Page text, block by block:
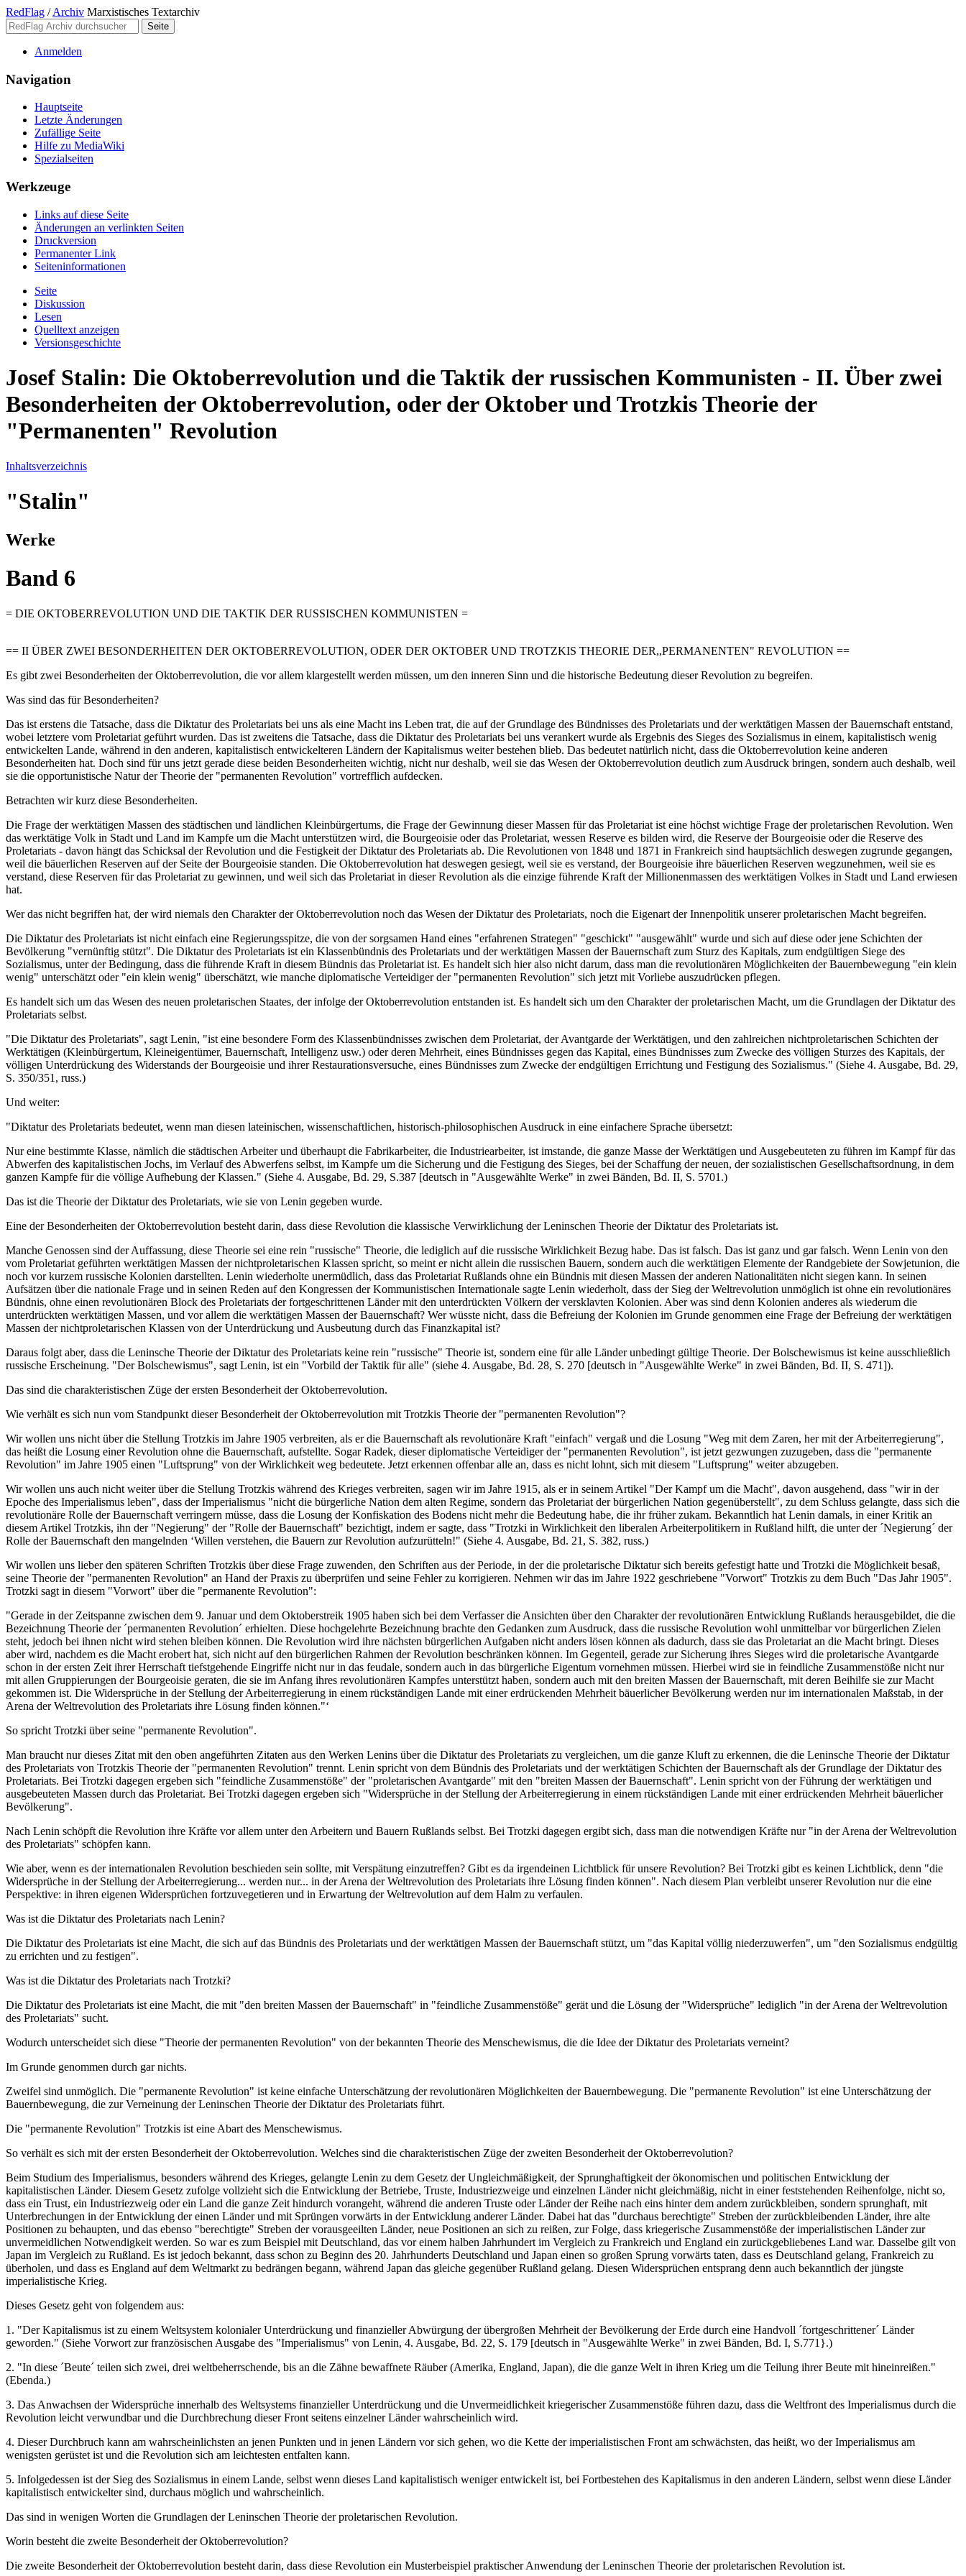
RedFlag / Archiv Marxistisches Textarchiv
Anmelden
Navigation
Hauptseite
Letzte Änderungen
Zufällige Seite
Hilfe zu MediaWiki
Spezialseiten
Werkzeuge
Links auf diese Seite
Änderungen an verlinkten Seiten
Druckversion
Permanenter Link
Seiten­­informationen
Seite
Diskussion
Lesen
Quelltext anzeigen
Versionsgeschichte
Josef Stalin: Die Oktoberrevolution und die Taktik der russischen Kommunisten - II. Über zwei
Besonderheiten der Oktoberrevolution, oder der Oktober und Trotzkis Theorie der
"Permanenten" Revolution
Inhaltsverzeichnis
"Stalin"
Werke
Band 6
= DIE OKTOBERREVOLUTION UND DIE TAKTIK DER RUSSISCHEN KOMMUNISTEN =
== II ÜBER ZWEI BESONDERHEITEN DER OKTOBERREVOLUTION, ODER DER OKTOBER UND TROTZKIS THEORIE DER,,PERMANENTEN" REVOLUTION ==
Es gibt zwei Besonderheiten der Oktoberrevolution, die vor allem klargestellt werden müssen, um den inneren Sinn und die historische Bedeutung dieser Revolution zu begreifen.
Was sind das für Besonderheiten?
Das ist erstens die Tatsache, dass die Diktatur des Proletariats bei uns als eine Macht ins Leben trat, die auf der Grundlage des Bündnisses des Proletariats und der werktätigen Massen der Bauernschaft entstand,
wobei letztere vom Proletariat geführt wurden. Das ist zweitens die Tatsache, dass die Diktatur des Proletariats bei uns verankert wurde als Ergebnis des Sieges des Sozialismus in einem, kapitalistisch wenig
entwickelten Lande, während in den anderen, kapitalistisch entwickelteren Ländern der Kapitalismus weiter bestehen blieb. Das bedeutet natürlich nicht, dass die Oktoberrevolution keine anderen
Besonderheiten hat. Doch sind für uns jetzt gerade diese beiden Besonderheiten wichtig, nicht nur deshalb, weil sie das Wesen der Oktoberrevolution deutlich zum Ausdruck bringen, sondern auch deshalb, weil
sie die opportunistische Natur der Theorie der "permanenten Revolution" vortrefflich aufdecken.
Betrachten wir kurz diese Besonderheiten.
Die Frage der werktätigen Massen des städtischen und ländlichen Kleinbürgertums, die Frage der Gewinnung dieser Massen für das Proletariat ist eine höchst wichtige Frage der proletarischen Revolution. Wen
das werktätige Volk in Stadt und Land im Kampfe um die Macht unterstützen wird, die Bourgeoisie oder das Proletariat, wessen Reserve es bilden wird, die Reserve der Bourgeoisie oder die Reserve des
Proletariats - davon hängt das Schicksal der Revolution und die Festigkeit der Diktatur des Proletariats ab. Die Revolutionen von 1848 und 1871 in Frankreich sind hauptsächlich deswegen zugrunde gegangen,
weil die bäuerlichen Reserven auf der Seite der Bourgeoisie standen. Die Oktoberrevolution hat deswegen gesiegt, weil sie es verstand, der Bourgeoisie ihre bäuerlichen Reserven wegzunehmen, weil sie es
verstand, diese Reserven für das Proletariat zu gewinnen, und weil sich das Proletariat in dieser Revolution als die einzige führende Kraft der Millionenmassen des werktätigen Volkes in Stadt und Land erwiesen
hat.
Wer das nicht begriffen hat, der wird niemals den Charakter der Oktoberrevolution noch das Wesen der Diktatur des Proletariats, noch die Eigenart der Innenpolitik unserer proletarischen Macht begreifen.
Die Diktatur des Proletariats ist nicht einfach eine Regierungsspitze, die von der sorgsamen Hand eines "erfahrenen Strategen" "geschickt" "ausgewählt" wurde und sich auf diese oder jene Schichten der
Bevölkerung "vernünftig stützt". Die Diktatur des Proletariats ist ein Klassenbündnis des Proletariats und der werktätigen Massen der Bauernschaft zum Sturz des Kapitals, zum endgültigen Siege des
Sozialismus, unter der Bedingung, dass die führende Kraft in diesem Bündnis das Proletariat ist. Es handelt sich hier also nicht darum, dass man die revolutionären Möglichkeiten der Bauernbewegung "ein klein
wenig" unterschätzt oder "ein klein wenig" überschätzt, wie manche diplomatische Verteidiger der "permanenten Revolution" sich jetzt mit Vorliebe auszudrücken pflegen.
Es handelt sich um das Wesen des neuen proletarischen Staates, der infolge der Oktoberrevolution entstanden ist. Es handelt sich um den Charakter der proletarischen Macht, um die Grundlagen der Diktatur des
Proletariats selbst.
"Die Diktatur des Proletariats", sagt Lenin, "ist eine besondere Form des Klassenbündnisses zwischen dem Proletariat, der Avantgarde der Werktätigen, und den zahlreichen nichtproletarischen Schichten der
Werktätigen (Kleinbürgertum, Kleineigentümer, Bauernschaft, Intelligenz usw.) oder deren Mehrheit, eines Bündnisses gegen das Kapital, eines Bündnisses zum Zwecke des völligen Sturzes des Kapitals, der
völligen Unterdrückung des Widerstands der Bourgeoisie und ihrer Restaurationsversuche, eines Bündnisses zum Zwecke der endgültigen Errichtung und Festigung des Sozialismus." (Siehe 4. Ausgabe, Bd. 29,
S. 350/351, russ.)
Und weiter:
"Diktatur des Proletariats bedeutet, wenn man diesen lateinischen, wissenschaftlichen, historisch-philosophischen Ausdruck in eine einfachere Sprache übersetzt:
Nur eine bestimmte Klasse, nämlich die städtischen Arbeiter und überhaupt die Fabrikarbeiter, die Industriearbeiter, ist imstande, die ganze Masse der Werktätigen und Ausgebeuteten zu führen im Kampf für das
Abwerfen des kapitalistischen Jochs, im Verlauf des Abwerfens selbst, im Kampfe um die Sicherung und die Festigung des Sieges, bei der Schaffung der neuen, der sozialistischen Gesellschaftsordnung, in dem
ganzen Kampfe für die völlige Aufhebung der Klassen." (Siehe 4. Ausgabe, Bd. 29, S.387 [deutsch in "Ausgewählte Werke" in zwei Bänden, Bd. II, S. 5701.)
Das ist die Theorie der Diktatur des Proletariats, wie sie von Lenin gegeben wurde.
Eine der Besonderheiten der Oktoberrevolution besteht darin, dass diese Revolution die klassische Verwirklichung der Leninschen Theorie der Diktatur des Proletariats ist.
Manche Genossen sind der Auffassung, diese Theorie sei eine rein "russische" Theorie, die lediglich auf die russische Wirklichkeit Bezug habe. Das ist falsch. Das ist ganz und gar falsch. Wenn Lenin von den
vom Proletariat geführten werktätigen Massen der nichtproletarischen Klassen spricht, so meint er nicht allein die russischen Bauern, sondern auch die werktätigen Elemente der Randgebiete der Sowjetunion, die
noch vor kurzem russische Kolonien darstellten. Lenin wiederholte unermüdlich, dass das Proletariat Rußlands ohne ein Bündnis mit diesen Massen der anderen Nationalitäten nicht siegen kann. In seinen
Aufsätzen über die nationale Frage und in seinen Reden auf den Kongressen der Kommunistischen Internationale sagte Lenin wiederholt, dass der Sieg der Weltrevolution unmöglich ist ohne ein revolutionäres
Bündnis, ohne einen revolutionären Block des Proletariats der fortgeschrittenen Länder mit den unterdrückten Völkern der versklavten Kolonien. Aber was sind denn Kolonien anderes als wiederum die
unterdrückten werktätigen Massen, und vor allem die werktätigen Massen der Bauernschaft? Wer wüsste nicht, dass die Befreiung der Kolonien im Grunde genommen eine Frage der Befreiung der werktätigen
Massen der nichtproletarischen Klassen von der Unterdrückung und Ausbeutung durch das Finanzkapital ist?
Daraus folgt aber, dass die Leninsche Theorie der Diktatur des Proletariats keine rein "russische" Theorie ist, sondern eine für alle Länder unbedingt gültige Theorie. Der Bolschewismus ist keine ausschließlich
russische Erscheinung. "Der Bolschewismus", sagt Lenin, ist ein "Vorbild der Taktik für alle" (siehe 4. Ausgabe, Bd. 28, S. 270 [deutsch in "Ausgewählte Werke" in zwei Bänden, Bd. II, S. 471]).
Das sind die charakteristischen Züge der ersten Besonderheit der Oktoberrevolution.
Wie verhält es sich nun vom Standpunkt dieser Besonderheit der Oktoberrevolution mit Trotzkis Theorie der "permanenten Revolution"?
Wir wollen uns nicht über die Stellung Trotzkis im Jahre 1905 verbreiten, als er die Bauernschaft als revolutionäre Kraft "einfach" vergaß und die Losung "Weg mit dem Zaren, her mit der Arbeiterregierung",
das heißt die Losung einer Revolution ohne die Bauernschaft, aufstellte. Sogar Radek, dieser diplomatische Verteidiger der "permanenten Revolution", ist jetzt gezwungen zuzugeben, dass die "permanente
Revolution" im Jahre 1905 einen "Luftsprung" von der Wirklichkeit weg bedeutete. Jetzt erkennen offenbar alle an, dass es nicht lohnt, sich mit diesem "Luftsprung" weiter abzugeben.
Wir wollen uns auch nicht weiter über die Stellung Trotzkis während des Krieges verbreiten, sagen wir im Jahre 1915, als er in seinem Artikel "Der Kampf um die Macht", davon ausgehend, dass "wir in der
Epoche des Imperialismus leben", dass der Imperialismus "nicht die bürgerliche Nation dem alten Regime, sondern das Proletariat der bürgerlichen Nation gegenüberstellt", zu dem Schluss gelangte, dass sich die
revolutionäre Rolle der Bauernschaft verringern müsse, dass die Losung der Konfiskation des Bodens nicht mehr die Bedeutung habe, die ihr früher zukam. Bekanntlich hat Lenin damals, in einer Kritik an
diesem Artikel Trotzkis, ihn der "Negierung" der "Rolle der Bauernschaft" bezichtigt, indem er sagte, dass "Trotzki in Wirklichkeit den liberalen Arbeiterpolitikern in Rußland hilft, die unter der ´Negierung´ der
Rolle der Bauernschaft den mangelnden ‘Willen verstehen, die Bauern zur Revolution aufzurütteln!" (Siehe 4. Ausgabe, Bd. 21, S. 382, russ.)
Wir wollen uns lieber den späteren Schriften Trotzkis über diese Frage zuwenden, den Schriften aus der Periode, in der die proletarische Diktatur sich bereits gefestigt hatte und Trotzki die Möglichkeit besaß,
seine Theorie der "permanenten Revolution" an Hand der Praxis zu überprüfen und seine Fehler zu korrigieren. Nehmen wir das im Jahre 1922 geschriebene "Vorwort" Trotzkis zu dem Buch "Das Jahr 1905".
Trotzki sagt in diesem "Vorwort" über die "permanente Revolution":
"Gerade in der Zeitspanne zwischen dem 9. Januar und dem Oktoberstreik 1905 haben sich bei dem Verfasser die Ansichten über den Charakter der revolutionären Entwicklung Rußlands herausgebildet, die die
Bezeichnung Theorie der ´permanenten Revolution´ erhielten. Diese hochgelehrte Bezeichnung brachte den Gedanken zum Ausdruck, dass die russische Revolution wohl unmittelbar vor bürgerlichen Zielen
steht, jedoch bei ihnen nicht wird stehen bleiben können. Die Revolution wird ihre nächsten bürgerlichen Aufgaben nicht anders lösen können als dadurch, dass sie das Proletariat an die Macht bringt. Dieses
aber wird, nachdem es die Macht erobert hat, sich nicht auf den bürgerlichen Rahmen der Revolution beschränken können. Im Gegenteil, gerade zur Sicherung ihres Sieges wird die proletarische Avantgarde
schon in der ersten Zeit ihrer Herrschaft tiefstgehende Eingriffe nicht nur in das feudale, sondern auch in das bürgerliche Eigentum vornehmen müssen. Hierbei wird sie in feindliche Zusammenstöße nicht nur
mit allen Gruppierungen der Bourgeoisie geraten, die sie im Anfang ihres revolutionären Kampfes unterstützt haben, sondern auch mit den breiten Massen der Bauernschaft, mit deren Beihilfe sie zur Macht
gekommen ist. Die Widersprüche in der Stellung der Arbeiterregierung in einem rückständigen Lande mit einer erdrückenden Mehrheit bäuerlicher Bevölkerung werden nur im internationalen Maßstab, in der
Arena der Weltrevolution des Proletariats ihre Lösung finden können."‘
So spricht Trotzki über seine "permanente Revolution".
Man braucht nur dieses Zitat mit den oben angeführten Zitaten aus den Werken Lenins über die Diktatur des Proletariats zu vergleichen, um die ganze Kluft zu erkennen, die die Leninsche Theorie der Diktatur
des Proletariats von Trotzkis Theorie der "permanenten Revolution" trennt. Lenin spricht von dem Bündnis des Proletariats und der werktätigen Schichten der Bauernschaft als der Grundlage der Diktatur des
Proletariats. Bei Trotzki dagegen ergeben sich "feindliche Zusammenstöße" der "proletarischen Avantgarde" mit den "breiten Massen der Bauernschaft". Lenin spricht von der Führung der werktätigen und
ausgebeuteten Massen durch das Proletariat. Bei Trotzki dagegen ergeben sich "Widersprüche in der Stellung der Arbeiterregierung in einem rückständigen Lande mit einer erdrückenden Mehrheit bäuerlicher
Bevölkerung".
Nach Lenin schöpft die Revolution ihre Kräfte vor allem unter den Arbeitern und Bauern Rußlands selbst. Bei Trotzki dagegen ergibt sich, dass man die notwendigen Kräfte nur "in der Arena der Weltrevolution
des Proletariats" schöpfen kann.
Wie aber, wenn es der internationalen Revolution beschieden sein sollte, mit Verspätung einzutreffen? Gibt es da irgendeinen Lichtblick für unsere Revolution? Bei Trotzki gibt es keinen Lichtblick, denn "die
Widersprüche in der Stellung der Arbeiterregierung... werden nur... in der Arena der Weltrevolution des Proletariats ihre Lösung finden können". Nach diesem Plan verbleibt unserer Revolution nur die eine
Perspektive: in ihren eigenen Widersprüchen fortzuvegetieren und in Erwartung der Weltrevolution auf dem Halm zu verfaulen.
Was ist die Diktatur des Proletariats nach Lenin?
Die Diktatur des Proletariats ist eine Macht, die sich auf das Bündnis des Proletariats und der werktätigen Massen der Bauernschaft stützt, um "das Kapital völlig niederzuwerfen", um "den Sozialismus endgültig
zu errichten und zu festigen".
Was ist die Diktatur des Proletariats nach Trotzki?
Die Diktatur des Proletariats ist eine Macht, die mit "den breiten Massen der Bauernschaft" in "feindliche Zusammenstöße" gerät und die Lösung der "Widersprüche" lediglich "in der Arena der Weltrevolution
des Proletariats" sucht.
Wodurch unterscheidet sich diese "Theorie der permanenten Revolution" von der bekannten Theorie des Menschewismus, die die Idee der Diktatur des Proletariats verneint?
Im Grunde genommen durch gar nichts.
Zweifel sind unmöglich. Die "permanente Revolution" ist keine einfache Unterschätzung der revolutionären Möglichkeiten der Bauernbewegung. Die "permanente Revolution" ist eine Unterschätzung der
Bauernbewegung, die zur Verneinung der Leninschen Theorie der Diktatur des Proletariats führt.
Die "permanente Revolution" Trotzkis ist eine Abart des Menschewismus.
So verhält es sich mit der ersten Besonderheit der Oktoberrevolution. Welches sind die charakteristischen Züge der zweiten Besonderheit der Oktoberrevolution?
Beim Studium des Imperialismus, besonders während des Krieges, gelangte Lenin zu dem Gesetz der Ungleichmäßigkeit, der Sprunghaftigkeit der ökonomischen und politischen Entwicklung der
kapitalistischen Länder. Diesem Gesetz zufolge vollzieht sich die Entwicklung der Betriebe, Truste, Industriezweige und einzelnen Länder nicht gleichmäßig, nicht in einer feststehenden Reihenfolge, nicht so,
dass ein Trust, ein Industriezweig oder ein Land die ganze Zeit hindurch vorangeht, während die anderen Truste oder Länder der Reihe nach eins hinter dem andern zurückbleiben, sondern sprunghaft, mit
Unterbrechungen in der Entwicklung der einen Länder und mit Sprüngen vorwärts in der Entwicklung anderer Länder. Dabei hat das "durchaus berechtigte" Streben der zurückbleibenden Länder, ihre alte
Positionen zu behaupten, und das ebenso "berechtigte" Streben der vorausgeeilten Länder, neue Positionen an sich zu reißen, zur Folge, dass kriegerische Zusammenstöße der imperialistischen Länder zur
unvermeidlichen Notwendigkeit werden. So war es zum Beispiel mit Deutschland, das vor einem halben Jahrhundert im Vergleich zu Frankreich und England ein zurückgebliebenes Land war. Dasselbe gilt von
Japan im Vergleich zu Rußland. Es ist jedoch bekannt, dass schon zu Beginn des 20. Jahrhunderts Deutschland und Japan einen so großen Sprung vorwärts taten, dass es Deutschland gelang, Frankreich zu
überholen, und dass es England auf dem Weltmarkt zu bedrängen begann, während Japan das gleiche gegenüber Rußland gelang. Diesen Widersprüchen entsprang denn auch bekanntlich der jüngste
imperialistische Krieg.
Dieses Gesetz geht von folgendem aus:
1. "Der Kapitalismus ist zu einem Weltsystem kolonialer Unterdrückung und finanzieller Abwürgung der übergroßen Mehrheit der Bevölkerung der Erde durch eine Handvoll ´fortgeschrittener´ Länder
geworden." (Siehe Vorwort zur französischen Ausgabe des "Imperialismus" von Lenin, 4. Ausgabe, Bd. 22, S. 179 [deutsch in "Ausgewählte Werke" in zwei Bänden, Bd. I, S.771}.)
2. "In diese ´Beute´ teilen sich zwei, drei weltbeherrschende, bis an die Zähne bewaffnete Räuber (Amerika, England, Japan), die die ganze Welt in ihren Krieg um die Teilung ihrer Beute mit hineinreißen."
(Ebenda.)
3. Das Anwachsen der Widersprüche innerhalb des Weltsystems finanzieller Unterdrückung und die Unvermeidlichkeit kriegerischer Zusammenstöße führen dazu, dass die Weltfront des Imperialismus durch die
Revolution leicht verwundbar und die Durchbrechung dieser Front seitens einzelner Länder wahrscheinlich wird.
4. Dieser Durchbruch kann am wahrscheinlichsten an jenen Punkten und in jenen Ländern vor sich gehen, wo die Kette der imperialistischen Front am schwächsten, das heißt, wo der Imperialismus am
wenigsten gerüstet ist und die Revolution sich am leichtesten entfalten kann.
5. Infolgedessen ist der Sieg des Sozialismus in einem Lande, selbst wenn dieses Land kapitalistisch weniger entwickelt ist, bei Fortbestehen des Kapitalismus in den anderen Ländern, selbst wenn diese Länder
kapitalistisch entwickelter sind, durchaus möglich und wahrscheinlich.
Das sind in wenigen Worten die Grundlagen der Leninschen Theorie der proletarischen Revolution.
Worin besteht die zweite Besonderheit der Oktoberrevolution?
Die zweite Besonderheit der Oktoberrevolution besteht darin, dass diese Revolution ein Musterbeispiel praktischer Anwendung der Leninschen Theorie der proletarischen Revolution ist.